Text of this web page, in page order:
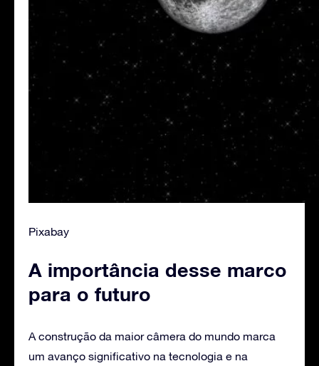
Pixabay
A importância desse marco
para o futuro
A construção da maior câmera do mundo marca
um avanço significativo na tecnologia e na